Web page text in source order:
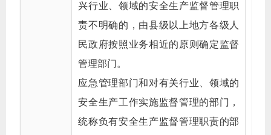
兴行业、领域的安全生产监督管理职
责不明确的，由县级以上地方各级人
民政府按照业务相近的原则确定监督
管理部门。
应急管理部门和对有关行业、领域的
安全生产工作实施监督管理的部门，
统称负有安全生产监督管理职责的部